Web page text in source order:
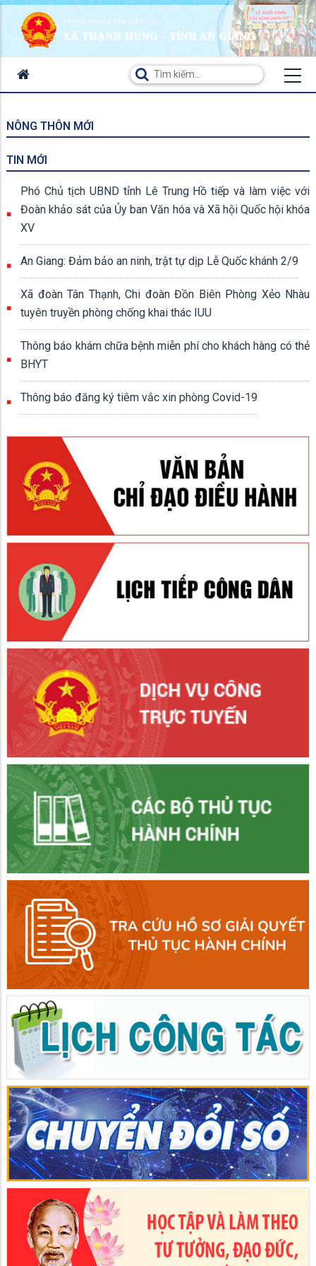
TRANG THÔNG TIN ĐIỆN TỬ
XÃ THẠNH HƯNG - TỈNH AN GIANG
NÔNG THÔN MỚI
TIN MỚI
Phó Chủ tịch UBND tỉnh Lê Trung Hồ tiếp và làm việc với
Đoàn khảo sát của Ủy ban Văn hóa và Xã hội Quốc hội khóa
XV
An Giang: Đảm bảo an ninh, trật tự dịp Lễ Quốc khánh 2/9
Xã đoàn Tân Thạnh, Chi đoàn Đồn Biên Phòng Xẻo Nhàu
tuyên truyền phòng chống khai thác IUU
Thông báo khám chữa bệnh miễn phí cho khách hàng có thẻ
BHYT
Thông báo đăng ký tiêm vắc xin phòng Covid-19